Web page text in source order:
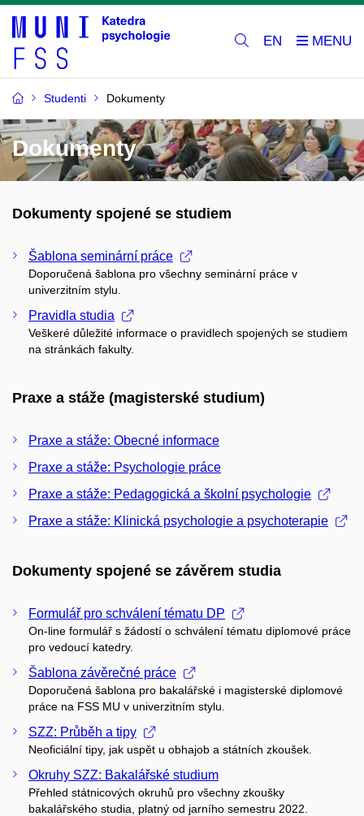
EN
Studenti Dokumenty
Dokumenty
Dokumenty spojené se studiem
Šablona seminární práce
Doporučená šablona pro všechny seminární práce v
univerzitním stylu.
Pravidla studia
Veškeré důležité informace o pravidlech spojených se studiem
na stránkách fakulty.
Praxe a stáže (magisterské studium)
Praxe a stáže: Obecné informace
Praxe a stáže: Psychologie práce
Praxe a stáže: Pedagogická a školní psychologie
Praxe a stáže: Klinická psychologie a psychoterapie
Dokumenty spojené se závěrem studia
Formulář pro schválení tématu DP
On-line formulář s žádostí o schválení tématu diplomové práce
pro vedoucí katedry.
Šablona závěrečné práce
Doporučená šablona pro bakalářské i magisterské diplomové
práce na FSS MU v univerzitním stylu.
SZZ: Průběh a tipy
Neoficiální tipy, jak uspět u obhajob a státních zkoušek.
Okruhy SZZ: Bakalářské studium
Přehled státnicových okruhů pro všechny zkoušky
bakalářského studia, platný od jarního semestru 2022.